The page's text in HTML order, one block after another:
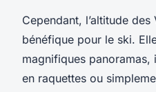
Cependant, l’altitude des
bénéfique pour le ski.
magnifiques
en raquettes ou